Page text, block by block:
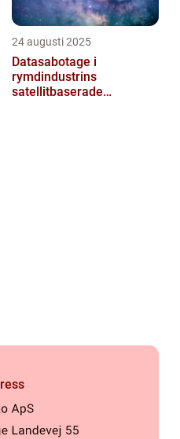
24 augusti 2025
Datasabotage i
rymdindustrins
satellitbaserade